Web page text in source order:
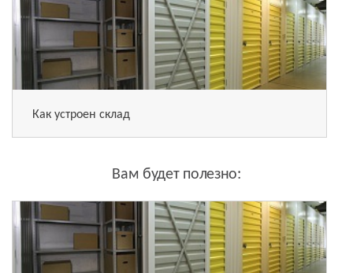
Как устроен склад
Вам будет полезно: